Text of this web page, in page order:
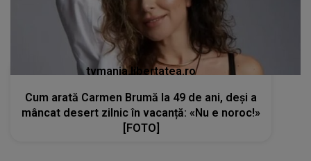
tvmania.libertatea.ro
Cum arată Carmen Brumă la 49 de ani, deși a
mâncat desert zilnic în vacanță: «Nu e noroc!»
[FOTO]